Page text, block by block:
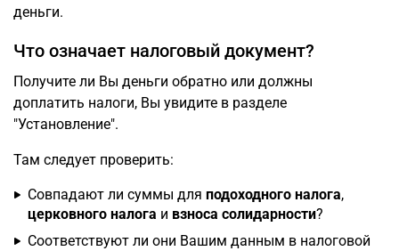
деньги.
Что означает налоговый документ?
Получите ли Вы деньги обратно или должны
доплатить налоги, Вы увидите в разделе
"Установление".
Там следует проверить:
Совпадают ли суммы для подоходного налога,
церковного налога и взноса солидарности?
Соответствуют ли они Вашим данным в налоговой